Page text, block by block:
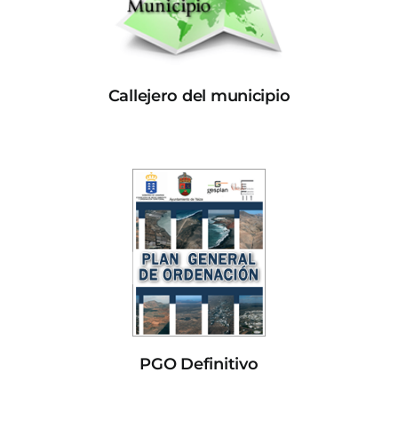
Callejero del municipio
PGO Definitivo